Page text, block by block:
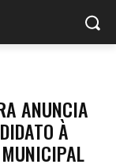
ANUNCIA
À